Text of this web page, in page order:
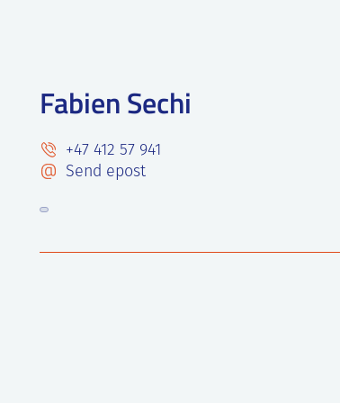
Fabien Sechi
+47 412 57 941
Send epost